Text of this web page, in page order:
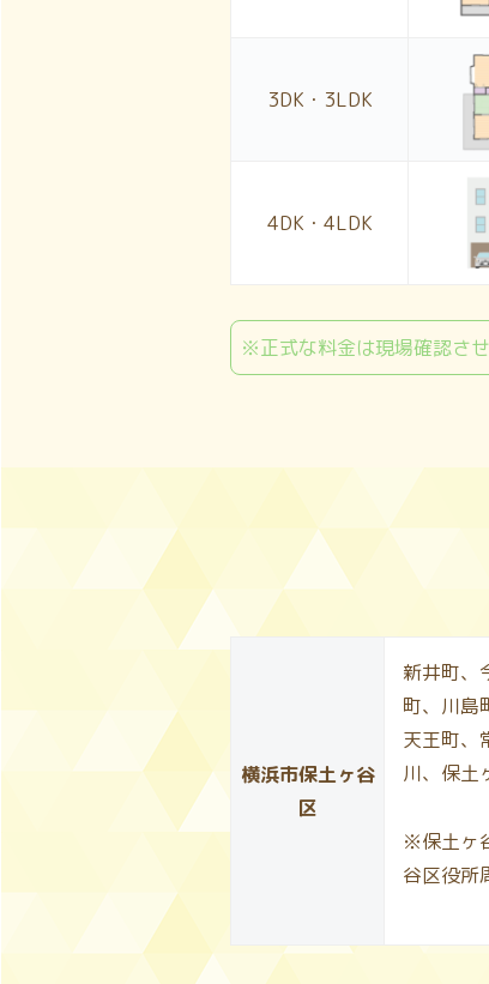
3DK・3LDK
4DK・4LDK
※正式な料金は現場確認さ
横浜市保土ヶ谷
区
新井町、
町、川島
天王町、
川、保土
※保土ヶ
谷区役所